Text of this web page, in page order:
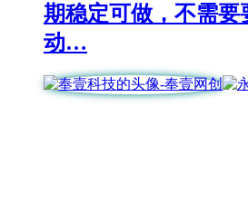
期稳定可做，不需要
动…